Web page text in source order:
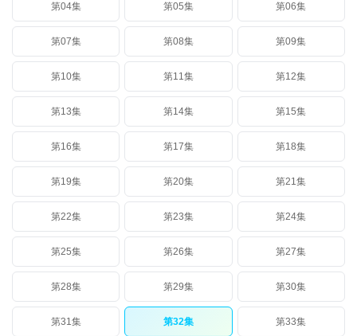
第04集 第05集 第06集
第07集 第08集 第09集
第10集 第11集 第12集
第13集 第14集 第15集
第16集 第17集 第18集
第19集 第20集 第21集
第22集 第23集 第24集
第25集 第26集 第27集
第28集 第29集 第30集
第31集 第32集 第33集